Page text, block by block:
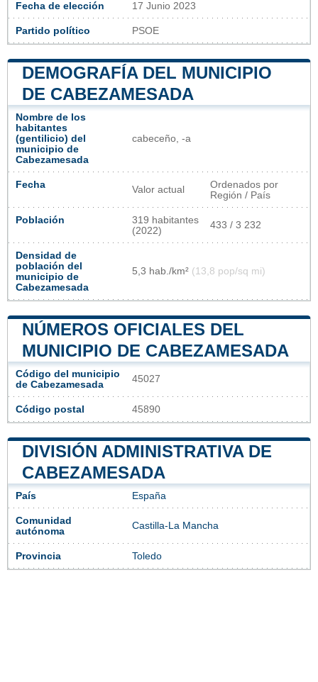
Fecha de elección 17 Junio 2023
Partido político PSOE
DEMOGRAFÍA DEL MUNICIPIO
DE CABEZAMESADA
Nombre de los
habitantes
(gentilicio) del
municipio de
Cabezamesada
cabeceño, -a
Fecha Valor actual
Ordenados por
Región / País
Población
319 habitantes
(2022)
433 / 3 232
Densidad de
población del
municipio de
Cabezamesada
5,3 hab./km² (13,8 pop/sq mi)
NÚMEROS OFICIALES DEL
MUNICIPIO DE CABEZAMESADA
Código del municipio
de Cabezamesada
45027
Código postal 45890
DIVISIÓN ADMINISTRATIVA DE
CABEZAMESADA
País España
Comunidad
autónoma
Castilla-La Mancha
Provincia Toledo